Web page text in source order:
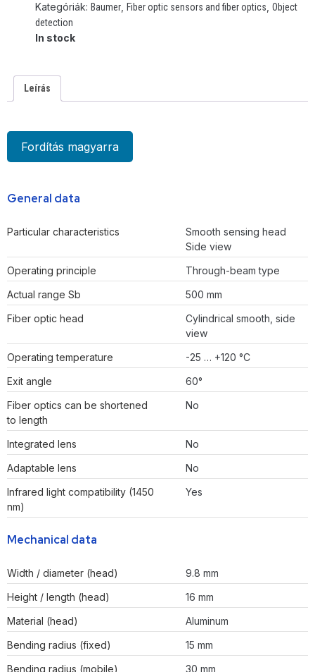
Kategóriák: Baumer Fiber optic sensors and fiber optics Object
detection
In stock
Leírás
Fordítás magyarra
General data
Particular characteristics
Smooth sensing head
Side view
Operating principle
Through-beam type
Actual range Sb
500 mm
Fiber optic head
Cylindrical smooth, side
view
Operating temperature
-25 … +120 °C
Exit angle
60°
Fiber optics can be shortened
to length
No
Integrated lens
No
Adaptable lens
No
Infrared light compatibility (1450
nm)
Yes
Mechanical data
Width / diameter (head)
9.8 mm
Height / length (head)
16 mm
Material (head)
Aluminum
Bending radius (fixed)
15 mm
Bending radius (mobile)
30 mm